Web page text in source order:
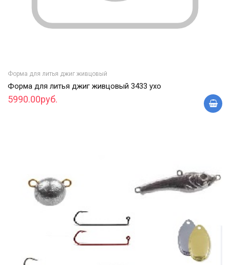
Форма для литья джиг живцовый
Форма для литья джиг живцовый 3433 ухо
5990.00руб.